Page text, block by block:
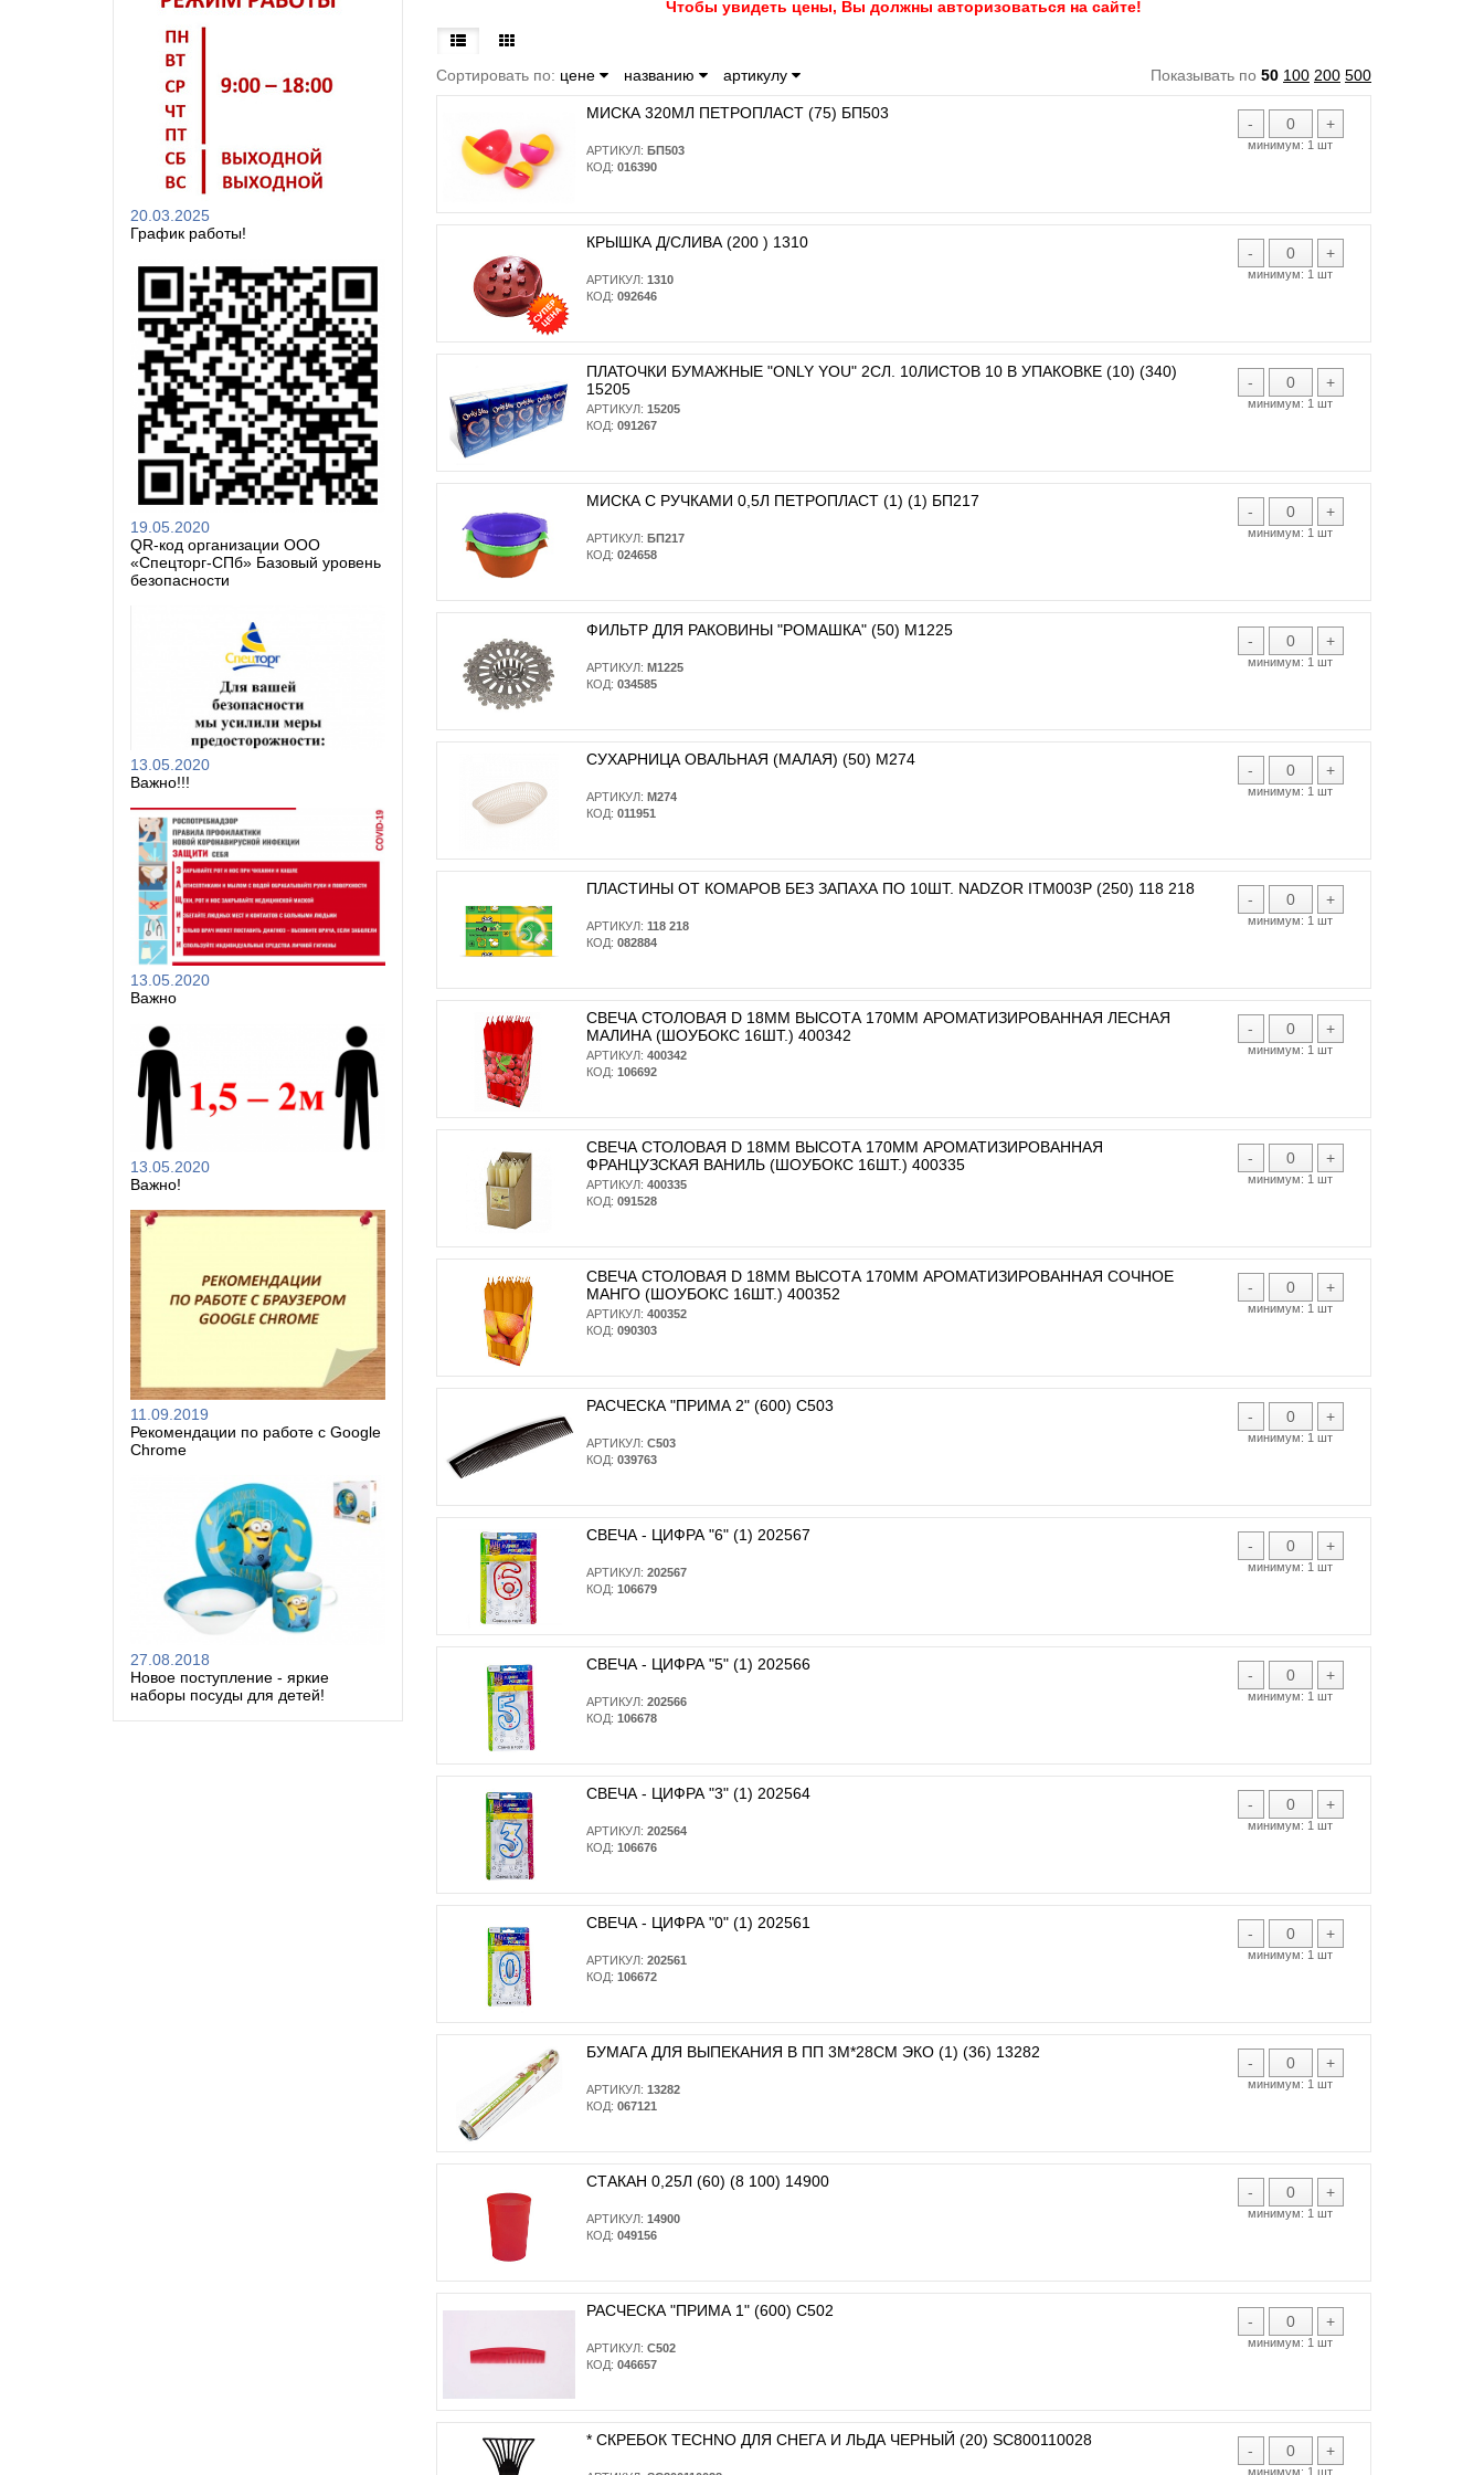
20.03.2025
График работы!
19.05.2020
QR-код организации ООО
«Спецторг-СПб» Базовый уровень
безопасности
13.05.2020
Важно!!!
13.05.2020
Важно
13.05.2020
Важно!
11.09.2019
Рекомендации по работе с Google
Chrome
27.08.2018
Новое поступление - яркие
наборы посуды для детей!
Чтобы увидеть цены, Вы должны авторизоваться на сайте!
Сортировать по: цене названию артикулу Показывать по 50 100 200 500
- +
минимум: 1 шт
МИСКА 320МЛ ПЕТРОПЛАСТ (75) БП503
АРТИКУЛ: БП503
КОД: 016390
- +
минимум: 1 шт
КРЫШКА Д/СЛИВА (200 ) 1310
АРТИКУЛ: 1310
КОД: 092646
- +
минимум: 1 шт
ПЛАТОЧКИ БУМАЖНЫЕ "ONLY YOU" 2СЛ. 10ЛИСТОВ 10 В УПАКОВКЕ (10) (340)
15205
АРТИКУЛ: 15205
КОД: 091267
- +
минимум: 1 шт
МИСКА С РУЧКАМИ 0,5Л ПЕТРОПЛАСТ (1) (1) БП217
АРТИКУЛ: БП217
КОД: 024658
- +
минимум: 1 шт
ФИЛЬТР ДЛЯ РАКОВИНЫ "РОМАШКА" (50) М1225
АРТИКУЛ: М1225
КОД: 034585
- +
минимум: 1 шт
СУХАРНИЦА ОВАЛЬНАЯ (МАЛАЯ) (50) М274
АРТИКУЛ: М274
КОД: 011951
- +
минимум: 1 шт
ПЛАСТИНЫ ОТ КОМАРОВ БЕЗ ЗАПАХА ПО 10ШТ. NADZOR ITM003P (250) 118 218
АРТИКУЛ: 118 218
КОД: 082884
- +
минимум: 1 шт
СВЕЧА СТОЛОВАЯ D 18ММ ВЫСОТА 170ММ АРОМАТИЗИРОВАННАЯ ЛЕСНАЯ
МАЛИНА (ШОУБОКС 16ШТ.) 400342
АРТИКУЛ: 400342
КОД: 106692
- +
минимум: 1 шт
СВЕЧА СТОЛОВАЯ D 18ММ ВЫСОТА 170ММ АРОМАТИЗИРОВАННАЯ
ФРАНЦУЗСКАЯ ВАНИЛЬ (ШОУБОКС 16ШТ.) 400335
АРТИКУЛ: 400335
КОД: 091528
- +
минимум: 1 шт
СВЕЧА СТОЛОВАЯ D 18ММ ВЫСОТА 170ММ АРОМАТИЗИРОВАННАЯ СОЧНОЕ
МАНГО (ШОУБОКС 16ШТ.) 400352
АРТИКУЛ: 400352
КОД: 090303
- +
минимум: 1 шт
РАСЧЕСКА "ПРИМА 2" (600) С503
АРТИКУЛ: С503
КОД: 039763
- +
минимум: 1 шт
СВЕЧА - ЦИФРА "6" (1) 202567
АРТИКУЛ: 202567
КОД: 106679
- +
минимум: 1 шт
СВЕЧА - ЦИФРА "5" (1) 202566
АРТИКУЛ: 202566
КОД: 106678
- +
минимум: 1 шт
СВЕЧА - ЦИФРА "3" (1) 202564
АРТИКУЛ: 202564
КОД: 106676
- +
минимум: 1 шт
СВЕЧА - ЦИФРА "0" (1) 202561
АРТИКУЛ: 202561
КОД: 106672
- +
минимум: 1 шт
БУМАГА ДЛЯ ВЫПЕКАНИЯ В ПП 3М*28СМ ЭКО (1) (36) 13282
АРТИКУЛ: 13282
КОД: 067121
- +
минимум: 1 шт
СТАКАН 0,25Л (60) (8 100) 14900
АРТИКУЛ: 14900
КОД: 049156
- +
минимум: 1 шт
РАСЧЕСКА "ПРИМА 1" (600) С502
АРТИКУЛ: С502
КОД: 046657
- +
минимум: 1 шт
* CКРЕБОК TECHNO ДЛЯ СНЕГА И ЛЬДА ЧЕРНЫЙ (20) SC800110028